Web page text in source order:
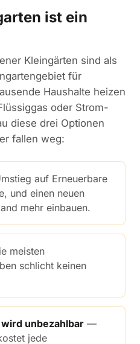
ist ein
Kleingärten sind als
für
Haushalte heizen
oder Strom-
diese drei Optionen
fallen weg:
auf Erneuerbare
und einen neuen
mehr einbauen.
meisten
schlicht keinen
unbezahlbar —
jede